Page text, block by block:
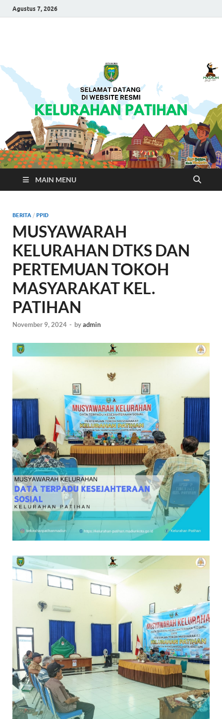
Agustus 7, 2026
MAIN MENU
BERITA / PPID
MUSYAWARAH
KELURAHAN DTKS DAN
PERTEMUAN TOKOH
MASYARAKAT KEL.
PATIHAN
November 9, 2024 - byadmin